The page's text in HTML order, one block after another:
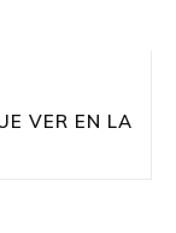
VER EN LA